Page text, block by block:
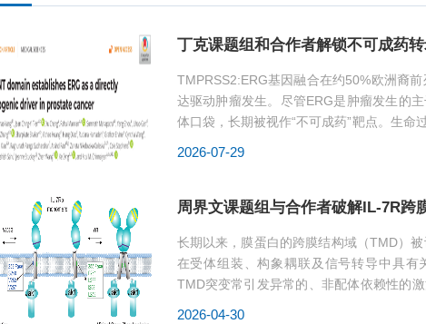
丁克课题组和合作者解锁不可成药
TMPRSS2:ERG基因融合在约50%欧洲裔
达驱动肿瘤发生。尽管ERG是肿瘤发生的
体口袋，长期被视作“不可成药”靶点。生命
2026-07-29
周界文课题组与合作者破解IL-7R跨
长期以来，膜蛋白的跨膜结构域（TMD）
在受体组装、构象耦联及信号转导中具有
TMD突变常引发异常的、非配体依赖性的
2026-04-30